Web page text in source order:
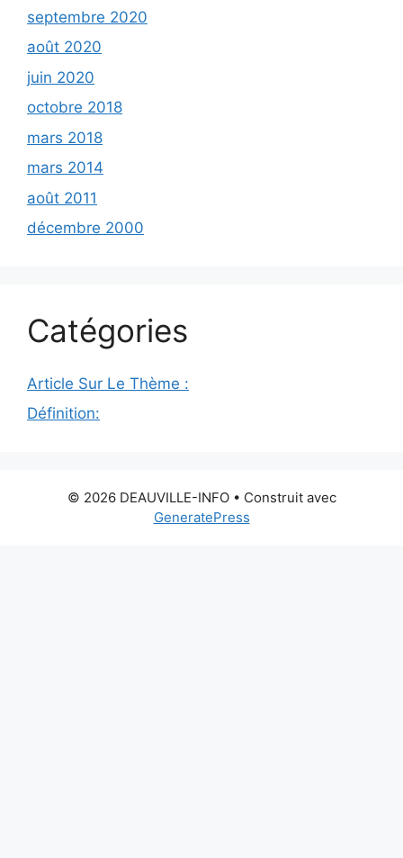
septembre 2020
août 2020
juin 2020
octobre 2018
mars 2018
mars 2014
août 2011
décembre 2000
Catégories
Article Sur Le Thème :
Définition:
© 2026 DEAUVILLE-INFO• Construit avec
GeneratePress